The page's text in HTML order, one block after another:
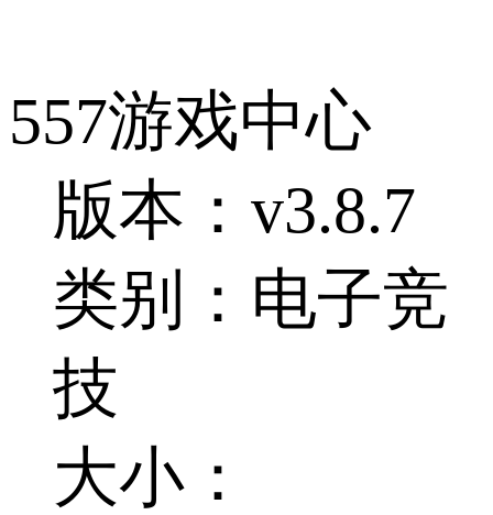
557游戏中心
版本：v3.8.7
类别：电子竞
技
大小：